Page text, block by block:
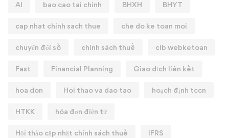
AI bao cao tai chinh BHXH BHYT
cap nhat chinh sach thue che do ke toan moi
chuyển đổi số chính sách thuế clb webketoan
Fast Financial Planning Giao dịch liên kết
hoa don Hoi thao va dao tao hoạch định tccn
HTKK hóa đơn điện tử
Hội thảo cập nhật chính sách thuế IFRS